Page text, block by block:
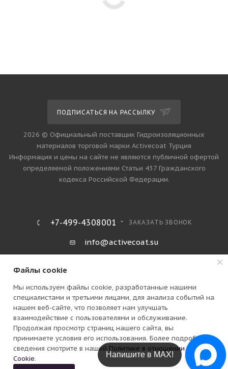
В КОРЗИНУ
ПОДПИСАТЬСЯ НА РАССЫЛКУ
2026 © Официальный поставщик Гидроизоляционных
материалов торговой марки Activecoat Турция
Информация и цены на сайте не являются публичной офертой
определяемой положениями Статьи 437 Гражданского
кодекса Российской Федерации.
+7-499-4308001 ЗАКАЗАТЬ ЗВОНОК
info@activecoat.su
ПОЛИТИКА КОНФИДЕНЦИАЛЬНОСТИ
Файлы cookie
Мы используем файлы cookie, разработанные нашими
специалистами и третьими лицами, для анализа событий на
нашем веб-сайте, что позволяет нам улучшать
взаимодействие с пользователями и обслуживание.
Продолжая просмотр страниц нашего сайта, вы
принимаете условия его использования. Более подробные
сведения смотрите в нашей Политике в отношении файлов
Cookie. Напишите в Telegram!